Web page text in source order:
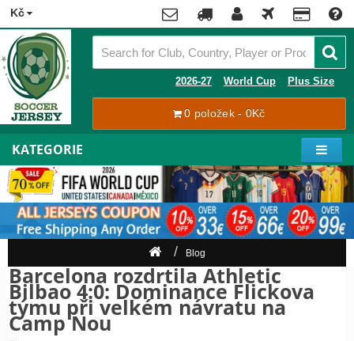
Kč
Contact
Tracking
Můj
účet
Zaregistrovat
se
Přihlásit
se
Shipping
2026-27 World Cup Plus Size
0 položek - 0Kč
x
KATEGORIE
Premier
League
La
Liga
Bundesliga
Serie
A
Ligue
1
Hráči
Mistrovství
Světa
2026
Blog
Barcelona rozdrtila Athletic
Bilbao 4:0: Dominance Flickova
týmu při velkém návratu na
Camp Nou